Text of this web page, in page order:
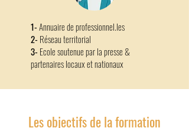
1-Annuaire de professionnel.les
2- Réseau territorial
3- Ecole soutenue par la presse &
partenaires locaux et nationaux
Les objectifs de la formation